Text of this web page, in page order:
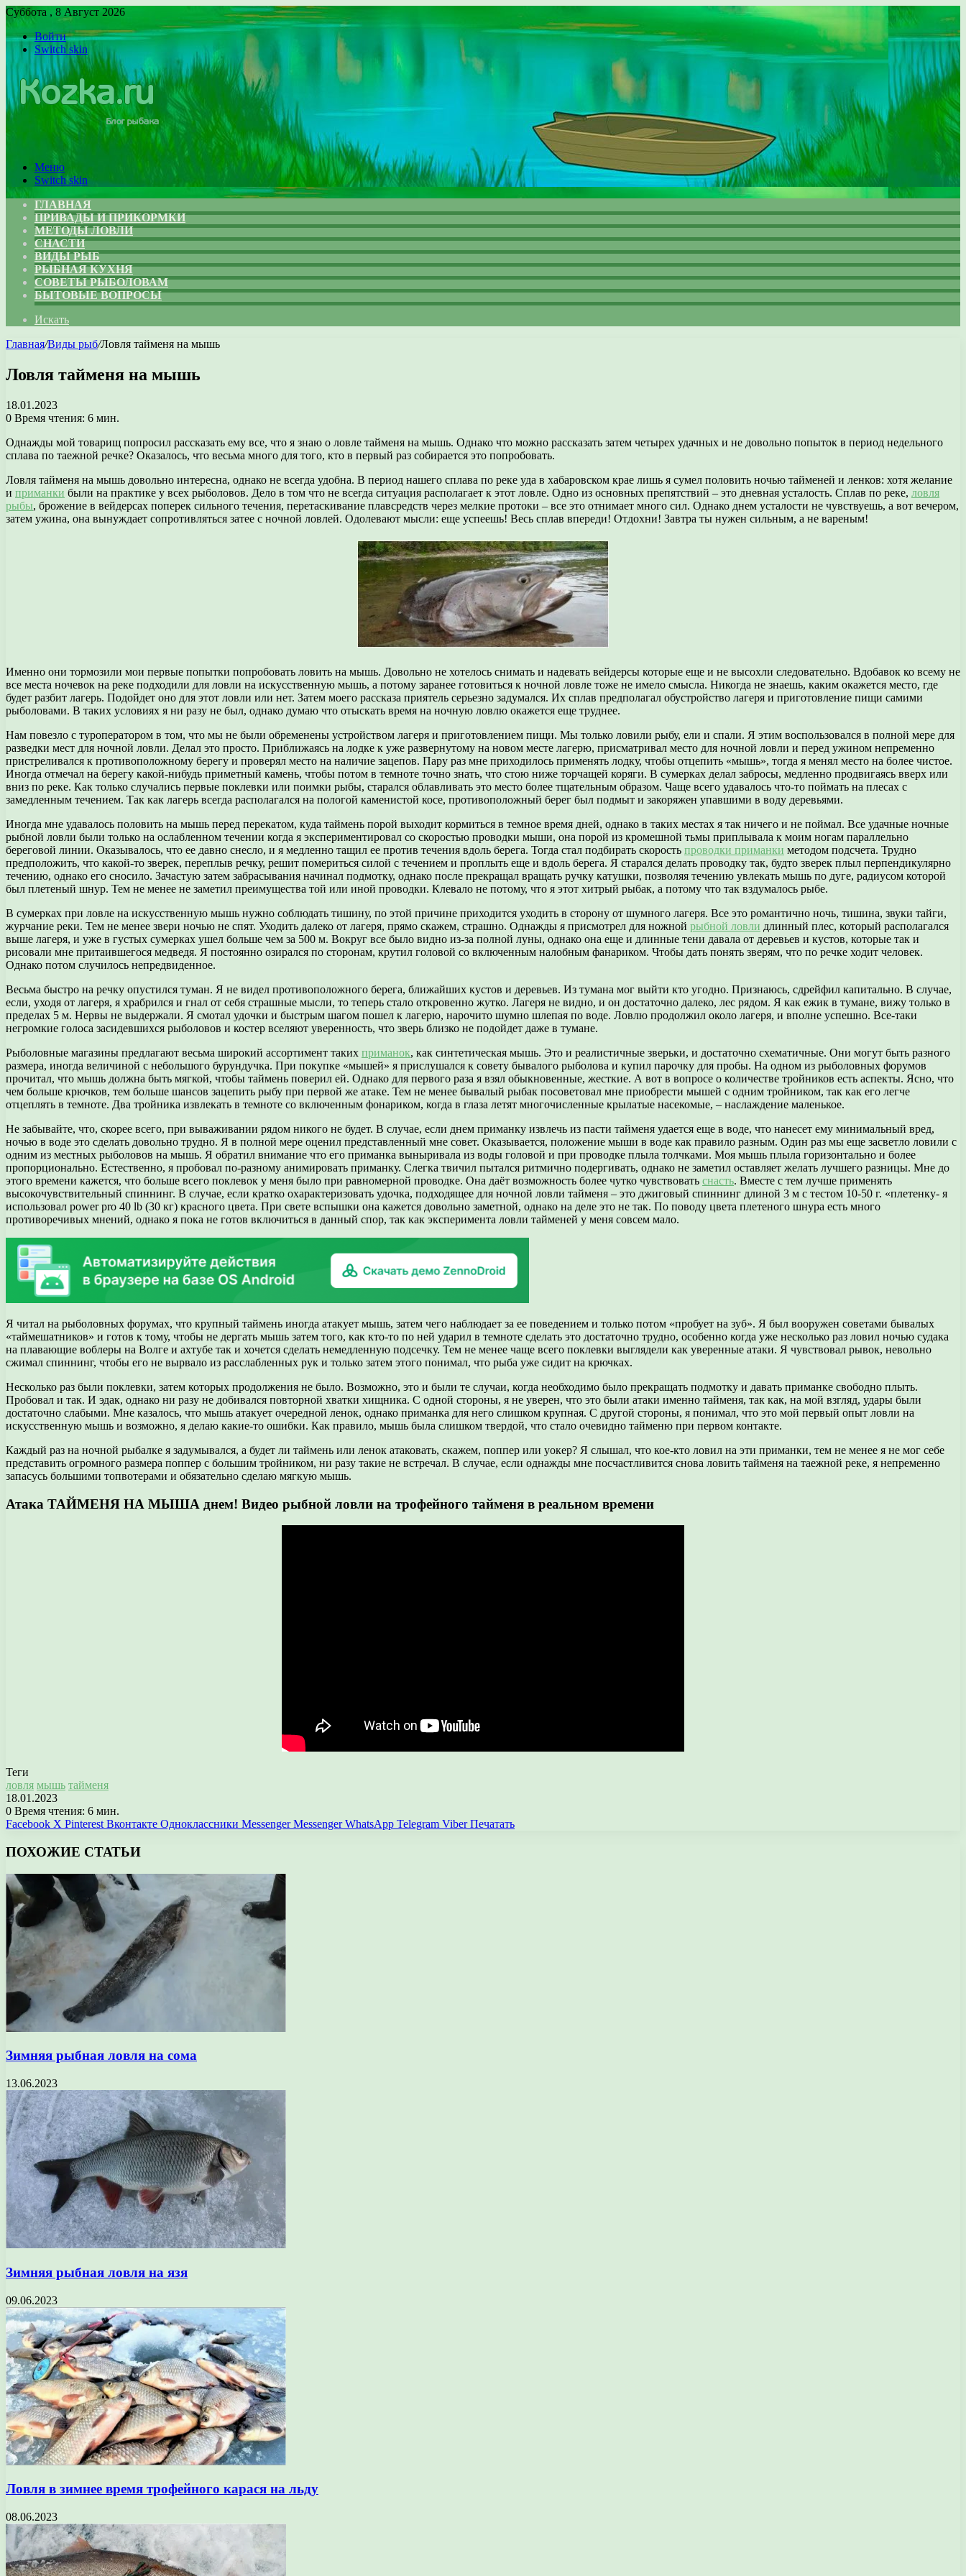
Суббота , 8 Август 2026
Войти
Switch skin
Меню
Switch skin
ГЛАВНАЯ
ПРИВАДЫ И ПРИКОРМКИ
МЕТОДЫ ЛОВЛИ
СНАСТИ
ВИДЫ РЫБ
РЫБНАЯ КУХНЯ
СОВЕТЫ РЫБОЛОВАМ
БЫТОВЫЕ ВОПРОСЫ
Искать
Главная/Виды рыб/Ловля тайменя на мышь
Ловля тайменя на мышь
18.01.2023
0 Время чтения: 6 мин.
Однажды мой товарищ попросил рассказать ему все, что я знаю о ловле тайменя на мышь. Однако что можно рассказать затем четырех удачных и не довольно попыток в период недельного
сплава по таежной речке? Оказалось, что весьма много для того, кто в первый раз собирается это попробовать.
Ловля тайменя на мышь довольно интересна, однако не всегда удобна. В период нашего сплава по реке уда в хабаровском крае лишь я сумел половить ночью тайменей и ленков: хотя желание
и приманки были на практике у всех рыболовов. Дело в том что не всегда ситуация располагает к этот ловле. Одно из основных препятствий – это дневная усталость. Сплав по реке, ловля
рыбы, брожение в вейдерсах поперек сильного течения, перетаскивание плавсредств через мелкие протоки – все это отнимает много сил. Однако днем усталости не чувствуешь, а вот вечером,
затем ужина, она вынуждает сопротивляться затее с ночной ловлей. Одолевают мысли: еще успеешь! Весь сплав впереди! Отдохни! Завтра ты нужен сильным, а не вареным!
Именно они тормозили мои первые попытки попробовать ловить на мышь. Довольно не хотелось снимать и надевать вейдерсы которые еще и не высохли следовательно. Вдобавок ко всему не
все места ночевок на реке подходили для ловли на искусственную мышь, а потому заранее готовиться к ночной ловле тоже не имело смысла. Никогда не знаешь, каким окажется место, где
будет разбит лагерь. Подойдет оно для этот ловли или нет. Затем моего рассказа приятель серьезно задумался. Их сплав предполагал обустройство лагеря и приготовление пищи самими
рыболовами. В таких условиях я ни разу не был, однако думаю что отыскать время на ночную ловлю окажется еще труднее.
Нам повезло с туроператором в том, что мы не были обременены устройством лагеря и приготовлением пищи. Мы только ловили рыбу, ели и спали. Я этим воспользовался в полной мере для
разведки мест для ночной ловли. Делал это просто. Приближаясь на лодке к уже развернутому на новом месте лагерю, присматривал место для ночной ловли и перед ужином непременно
пристреливался к противоположному берегу и проверял место на наличие зацепов. Пару раз мне приходилось применять лодку, чтобы отцепить «мышь», тогда я менял место на более чистое.
Иногда отмечал на берегу какой-нибудь приметный камень, чтобы потом в темноте точно знать, что стою ниже торчащей коряги. В сумерках делал забросы, медленно продвигаясь вверх или
вниз по реке. Как только случались первые поклевки или поимки рыбы, старался облавливать это место более тщательным образом. Чаще всего удавалось что-то поймать на плесах с
замедленным течением. Так как лагерь всегда располагался на пологой каменистой косе, противоположный берег был подмыт и закоряжен упавшими в воду деревьями.
Иногда мне удавалось половить на мышь перед перекатом, куда таймень порой выходит кормиться в темное время дней, однако в таких местах я так ничего и не поймал. Все удачные ночные
рыбной ловли были только на ослабленном течении когда я экспериментировал со скоростью проводки мыши, она порой из кромешной тьмы приплывала к моим ногам параллельно
береговой линии. Оказывалось, что ее давно снесло, и я медленно тащил ее против течения вдоль берега. Тогда стал подбирать скорость проводки приманки методом подсчета. Трудно
предположить, что какой-то зверек, переплыв речку, решит помериться силой с течением и проплыть еще и вдоль берега. Я старался делать проводку так, будто зверек плыл перпендикулярно
течению, однако его сносило. Зачастую затем забрасывания начинал подмотку, однако после прекращал вращать ручку катушки, позволяя течению увлекать мышь по дуге, радиусом которой
был плетеный шнур. Тем не менее не заметил преимущества той или иной проводки. Клевало не потому, что я этот хитрый рыбак, а потому что так вздумалось рыбе.
В сумерках при ловле на искусственную мышь нужно соблюдать тишину, по этой причине приходится уходить в сторону от шумного лагеря. Все это романтично ночь, тишина, звуки тайги,
журчание реки. Тем не менее звери ночью не спят. Уходить далеко от лагеря, прямо скажем, страшно. Однажды я присмотрел для ножной рыбной ловли длинный плес, который располагался
выше лагеря, и уже в густых сумерках ушел больше чем за 500 м. Вокруг все было видно из-за полной луны, однако она еще и длинные тени давала от деревьев и кустов, которые так и
рисовали мне притаившегося медведя. Я постоянно озирался по сторонам, крутил головой со включенным налобным фанариком. Чтобы дать понять зверям, что по речке ходит человек.
Однако потом случилось непредвиденное.
Весьма быстро на речку опустился туман. Я не видел противоположного берега, ближайших кустов и деревьев. Из тумана мог выйти кто угодно. Признаюсь, сдрейфил капитально. В случае,
если, уходя от лагеря, я храбрился и гнал от себя страшные мысли, то теперь стало откровенно жутко. Лагеря не видно, и он достаточно далеко, лес рядом. Я как ежик в тумане, вижу только в
пределах 5 м. Нервы не выдержали. Я смотал удочки и быстрым шагом пошел к лагерю, нарочито шумно шлепая по воде. Ловлю продолжил около лагеря, и вполне успешно. Все-таки
негромкие голоса засидевшихся рыболовов и костер вселяют уверенность, что зверь близко не подойдет даже в тумане.
Рыболовные магазины предлагают весьма широкий ассортимент таких приманок, как синтетическая мышь. Это и реалистичные зверьки, и достаточно схематичные. Они могут быть разного
размера, иногда величиной с небольшого бурундучка. При покупке «мышей» я прислушался к совету бывалого рыболова и купил парочку для пробы. На одном из рыболовных форумов
прочитал, что мышь должна быть мягкой, чтобы таймень поверил ей. Однако для первого раза я взял обыкновенные, жесткие. А вот в вопросе о количестве тройников есть аспекты. Ясно, что
чем больше крючков, тем больше шансов зацепить рыбу при первой же атаке. Тем не менее бывалый рыбак посоветовал мне приобрести мышей с одним тройником, так как его легче
отцеплять в темноте. Два тройника извлекать в темноте со включенным фонариком, когда в глаза летят многочисленные крылатые насекомые, – наслаждение маленькое.
Не забывайте, что, скорее всего, при вываживании рядом никого не будет. В случае, если днем приманку извлечь из пасти тайменя удается еще в воде, что нанесет ему минимальный вред,
ночью в воде это сделать довольно трудно. Я в полной мере оценил представленный мне совет. Оказывается, положение мыши в воде как правило разным. Один раз мы еще засветло ловили с
одним из местных рыболовов на мышь. Я обратил внимание что его приманка выныривала из воды головой и при проводке плыла толчками. Моя мышь плыла горизонтально и более
пропорционально. Естественно, я пробовал по-разному анимировать приманку. Слегка твичил пытался ритмично подергивать, однако не заметил оставляет желать лучшего разницы. Мне до
этого времени кажется, что больше всего поклевок у меня было при равномерной проводке. Она даёт возможность более чутко чувствовать снасть. Вместе с тем лучше применять
высокочувствительный спиннинг. В случае, если кратко охарактеризовать удочка, подходящее для ночной ловли тайменя – это джиговый спиннинг длиной 3 м с тестом 10-50 г. «плетенку- я
использовал power pro 40 lb (30 кг) красного цвета. При свете вспышки она кажется довольно заметной, однако на деле это не так. По поводу цвета плетеного шнура есть много
противоречивых мнений, однако я пока не готов включиться в данный спор, так как эксперимента ловли тайменей у меня совсем мало.
Я читал на рыболовных форумах, что крупный таймень иногда атакует мышь, затем чего наблюдает за ее поведением и только потом «пробует на зуб». Я был вооружен советами бывалых
«таймешатников» и готов к тому, чтобы не дергать мышь затем того, как кто-то по ней ударил в темноте сделать это достаточно трудно, особенно когда уже несколько раз ловил ночью судака
на плавающие воблеры на Волге и ахтубе так и хочется сделать немедленную подсечку. Тем не менее чаще всего поклевки выглядели как уверенные атаки. Я чувствовал рывок, невольно
сжимал спиннинг, чтобы его не вырвало из расслабленных рук и только затем этого понимал, что рыба уже сидит на крючках.
Несколько раз были поклевки, затем которых продолжения не было. Возможно, это и были те случаи, когда необходимо было прекращать подмотку и давать приманке свободно плыть.
Пробовал и так. И эдак, однако ни разу не добивался повторной хватки хищника. С одной стороны, я не уверен, что это были атаки именно тайменя, так как, на мой взгляд, удары были
достаточно слабыми. Мне казалось, что мышь атакует очередной ленок, однако приманка для него слишком крупная. С другой стороны, я понимал, что это мой первый опыт ловли на
искусственную мышь и возможно, я делаю какие-то ошибки. Как правило, мышь была слишком твердой, что стало очевидно тайменю при первом контакте.
Каждый раз на ночной рыбалке я задумывался, а будет ли таймень или ленок атаковать, скажем, поппер или уокер? Я слышал, что кое-кто ловил на эти приманки, тем не менее я не мог себе
представить огромного размера поппер с большим тройником, ни разу такие не встречал. В случае, если однажды мне посчастливится снова ловить тайменя на таежной реке, я непременно
запасусь большими топвотерами и обязательно сделаю мягкую мышь.
Атака ТАЙМЕНЯ НА МЫША днем! Видео рыбной ловли на трофейного тайменя в реальном времени
Теги
ловля мышь тайменя
18.01.2023
0 Время чтения: 6 мин.
Facebook X Pinterest Вконтакте Одноклассники Messenger Messenger WhatsApp Telegram Viber Печатать
ПОХОЖИЕ СТАТЬИ
Зимняя рыбная ловля на сома
13.06.2023
Зимняя рыбная ловля на язя
09.06.2023
Ловля в зимнее время трофейного карася на льду
08.06.2023